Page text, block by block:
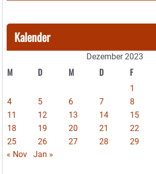
Kalender
Dezember 2023
M D M D F
1
4
5 6 7 8
11
12 13 14 15
18
19 20 21 22
25
26 27 28 29
« Nov
Jan »